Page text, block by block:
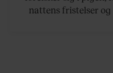
nattens fristelser